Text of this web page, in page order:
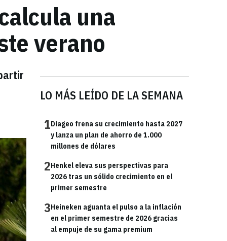
una
verano
LO MÁS LEÍDO DE LA SEMANA
1Diageo frena su crecimiento hasta 2027
y lanza un plan de ahorro de 1.000
millones de dólares
2Henkel eleva sus perspectivas para
2026 tras un sólido crecimiento en el
primer semestre
3Heineken aguanta el pulso a la inflación
en el primer semestre de 2026 gracias
al empuje de su gama premium